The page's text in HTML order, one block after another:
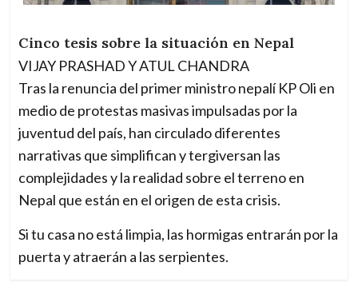
Cinco tesis sobre la situación en Nepal
VIJAY PRASHAD Y ATUL CHANDRA
Tras la renuncia del primer ministro nepalí KP Oli en
medio de protestas masivas impulsadas por la
juventud del país, han circulado diferentes
narrativas que simplifican y tergiversan las
complejidades y la realidad sobre el terreno en
Nepal que están en el origen de esta crisis.
Si tu casa no está limpia, las hormigas entrarán por la
puerta y atraerán a las serpientes.